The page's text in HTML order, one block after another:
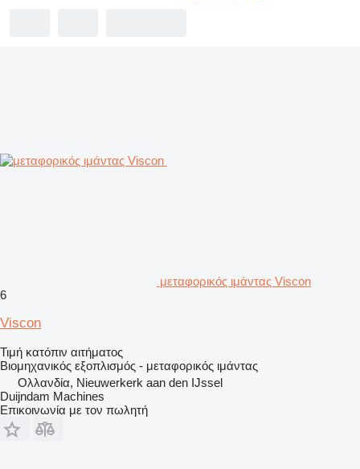
μεταφορικός ιμάντας Viscon
6
Viscon
Τιμή κατόπιν αιτήματος
Βιομηχανικός εξοπλισμός - μεταφορικός ιμάντας
Ολλανδία, Nieuwerkerk aan den IJssel
Duijndam Machines
Επικοινωνία με τον πωλητή